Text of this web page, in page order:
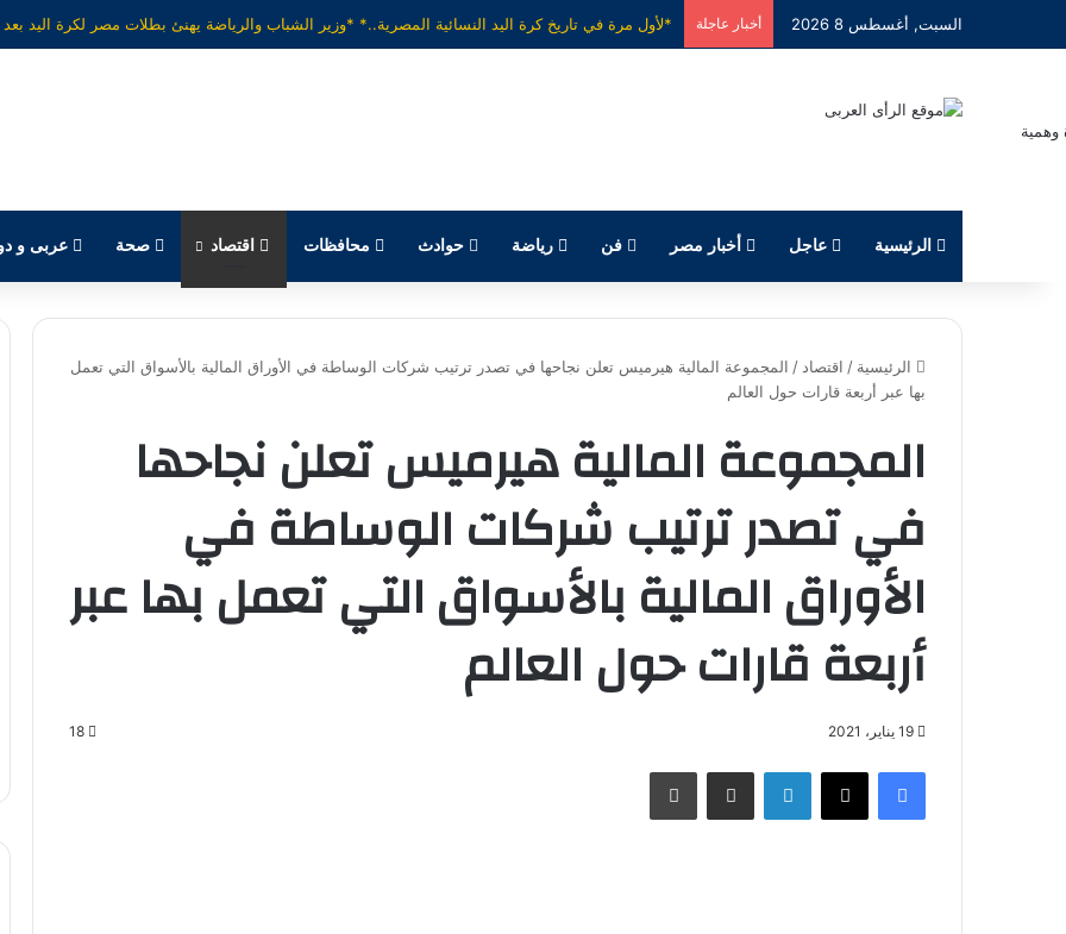
السبت, أغسطس 8 2026 أخبار عاجلة البنك الزراعي المصري يكرّم عدداً من موظفيه المتميزين لتحقيق ارقام استثنائية في القروض الشخصية خلال
الرئيسية عاجل أخبار مصر فن رياضة حوادث محافظات اقتصاد صحة عربى و
الرئيسية / اقتصاد / المجموعة المالية هيرميس تعلن نجاحها في تصدر ترتيب شركات الوساطة في الأوراق المالية بالأسواق التي تعمل
بها عبر أربعة قارات حول العالم
المجموعة المالية هيرميس تعلن نجاحها
في تصدر ترتيب شركات الوساطة في
الأوراق المالية بالأسواق التي تعمل بها عبر
أربعة قارات حول العالم
19 يناير، 2021 18
فيسبوك X لينكدإن مشاركة عبر البريد طباعة